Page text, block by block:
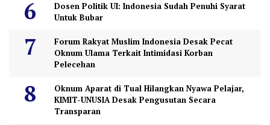
Dosen Politik UI: Indonesia Sudah Penuhi Syarat
Untuk Bubar
Forum Rakyat Muslim Indonesia Desak Pecat
Oknum Ulama Terkait Intimidasi Korban
Pelecehan
Oknum Aparat di Tual Hilangkan Nyawa Pelajar,
KIMIT-UNUSIA Desak Pengusutan Secara
Transparan